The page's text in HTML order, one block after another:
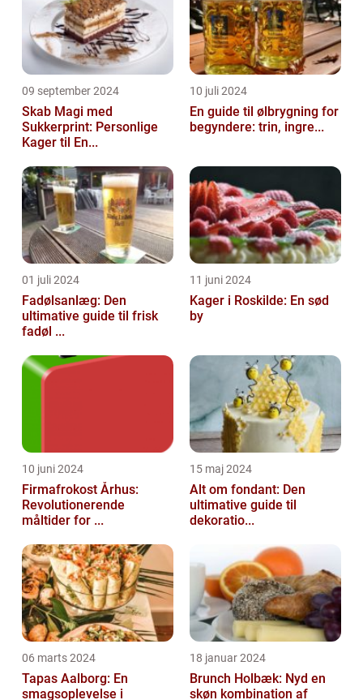
09 september 2024
Skab Magi med
Sukkerprint: Personlige
Kager til En...
10 juli 2024
En guide til ølbrygning for
begyndere: trin, ingre...
01 juli 2024
Fadølsanlæg: Den
ultimative guide til frisk
fadøl ...
11 juni 2024
Kager i Roskilde: En sød
by
10 juni 2024
Firmafrokost Århus:
Revolutionerende
måltider for ...
15 maj 2024
Alt om fondant: Den
ultimative guide til
dekoratio...
06 marts 2024
Tapas Aalborg: En
smagsoplevelse i
18 januar 2024
Brunch Holbæk: Nyd en
skøn kombination af